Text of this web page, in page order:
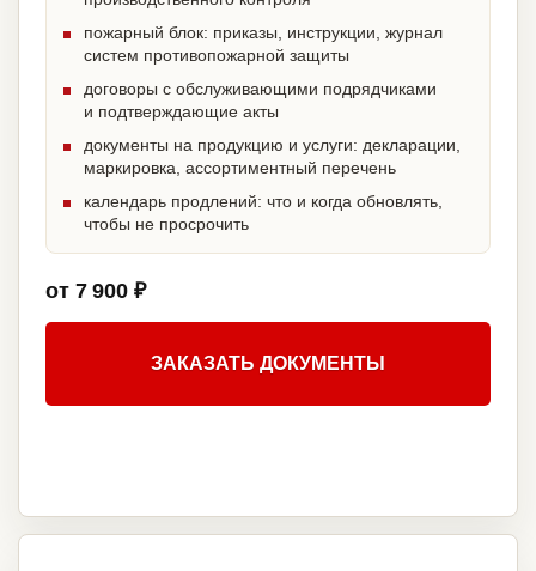
пожарный блок: приказы, инструкции, журнал
систем противопожарной защиты
договоры с обслуживающими подрядчиками
и подтверждающие акты
документы на продукцию и услуги: декларации,
маркировка, ассортиментный перечень
календарь продлений: что и когда обновлять,
чтобы не просрочить
от 7 900 ₽
ЗАКАЗАТЬ ДОКУМЕНТЫ